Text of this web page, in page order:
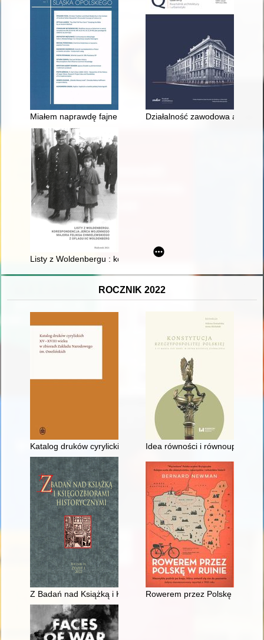
Miałem naprawdę fajne życie" Działalność zawodowa
Listy z Woldenbergu : korespondencja jeńca wojennego
ROCZNIK 2022
Katalog druków cyrylickich XV-XVIII wieku w zbiorach
Idea równości i
Z Badań nad Książką i Księgozbiorami Historycznymi. R. 16,
Rowerem przez Polskę w